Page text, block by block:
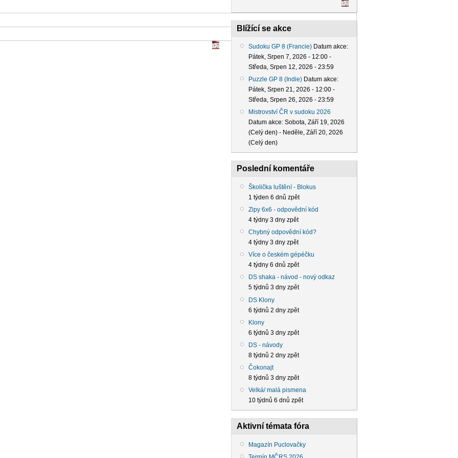
Blížící se akce
Sudoku GP 8 (Francie) Datum akce:
Pátek, Srpen 7, 2026 - 12:00 -
Středa, Srpen 12, 2026 - 23:59
Puzzle GP 8 (Indie) Datum akce:
Pátek, Srpen 21, 2026 - 12:00 -
Středa, Srpen 26, 2026 - 23:59
Mistrovství ČR v sudoku 2026
Datum akce: Sobota, Září 19, 2026
(Celý den) - Neděle, Září 20, 2026
(Celý den)
Poslední komentáře
Školička luštění - Blokus
1 týden 6 dnů zpět
Zipy 6x6 - odpovědní kód
4 týdny 3 dny zpět
Chybný odpovědní kód?
4 týdny 3 dny zpět
Více o českém gépéčku
4 týdny 6 dnů zpět
DS shaka - návod - nový odkaz
5 týdnů 3 dny zpět
DS Klony
6 týdnů 2 dny zpět
Klony
6 týdnů 3 dny zpět
DS - návody
8 týdnů 2 dny zpět
Čokonajt
8 týdnů 3 dny zpět
Velká/ malá pismena
10 týdnů 6 dnů zpět
Aktivní témata fóra
Magazín Puclovačky